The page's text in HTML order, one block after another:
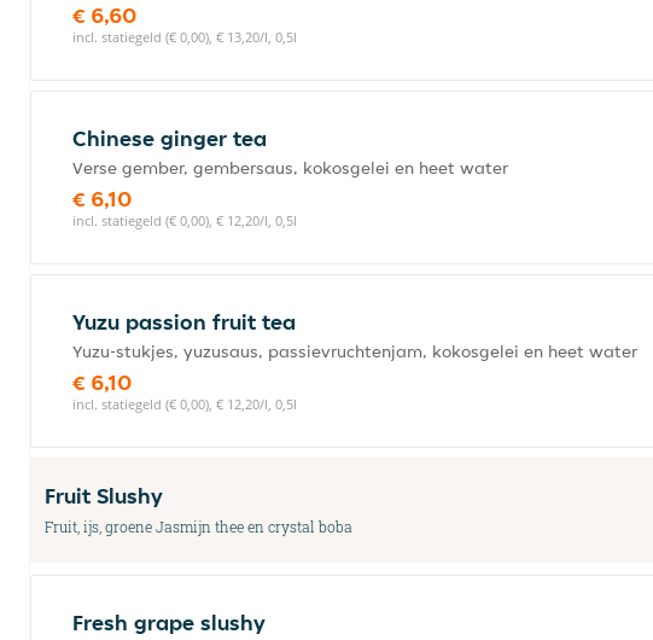
€ 6,60
incl. statiegeld (€ 0,00), € 13,20/l, 0,5l
Chinese ginger tea
Verse gember, gembersaus, kokosgelei en heet water
€ 6,10
incl. statiegeld (€ 0,00), € 12,20/l, 0,5l
Yuzu passion fruit tea
Yuzu-stukjes, yuzusaus, passievruchtenjam, kokosgelei en heet water
€ 6,10
incl. statiegeld (€ 0,00), € 12,20/l, 0,5l
Fruit Slushy
Fruit, ijs, groene Jasmijn thee en crystal boba
Fresh grape slushy